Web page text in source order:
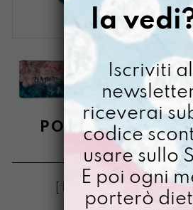
PORTACOMPITI
€ 58,00
[ Buste Organizer: 34,5 x
la
Iscriviti
riceverai
codice
usare sullo
E poi ogni
porterò